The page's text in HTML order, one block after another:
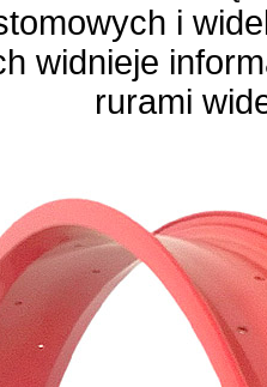
i
widnieje
rurami